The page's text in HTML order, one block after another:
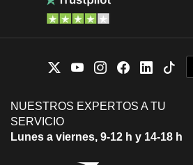
NUESTROS EXPERTOS A TU
SERVICIO
Lunes a viernes, 9-12 h y 14-18 h